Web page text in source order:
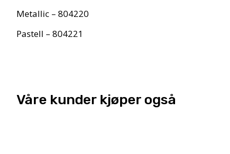
Metallic – 804220
Pastell – 804221
Våre kunder kjøper også